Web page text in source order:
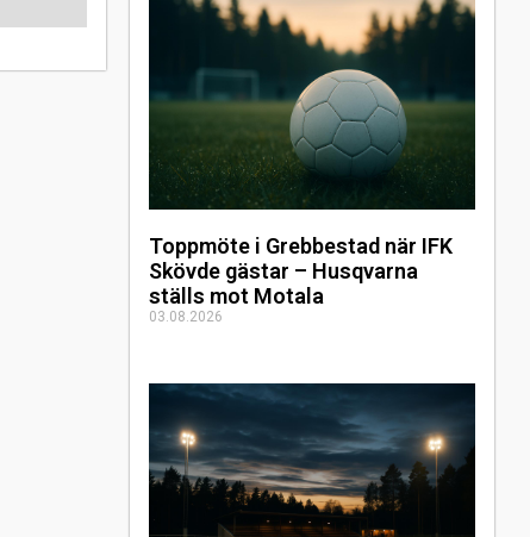
Toppmöte i Grebbestad när IFK
Skövde gästar – Husqvarna
ställs mot Motala
03.08.2026